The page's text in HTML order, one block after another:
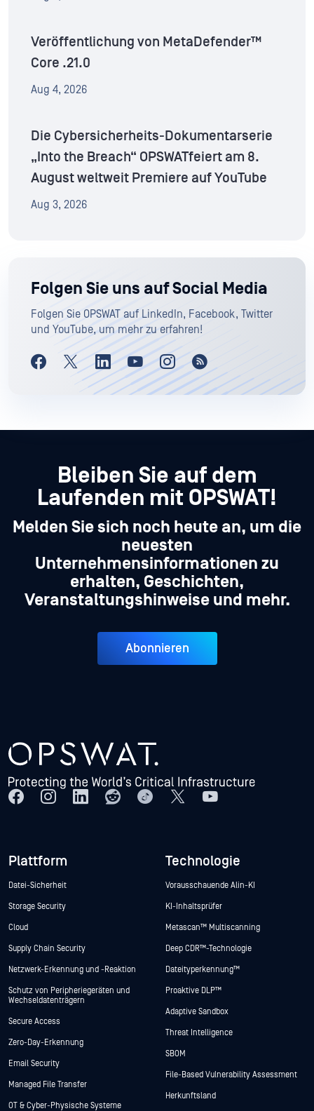
Veröffentlichung von MetaDefender™
Core .21.0
Aug 4, 2026
Die Cybersicherheits-Dokumentarserie
„Into the Breach“ OPSWATfeiert am 8.
August weltweit Premiere auf YouTube
Aug 3, 2026
Folgen Sie uns auf Social Media
Folgen Sie OPSWAT auf LinkedIn, Facebook, Twitter
und YouTube, um mehr zu erfahren!
Bleiben Sie auf dem
Laufenden mit OPSWAT!
Melden Sie sich noch heute an, um die
neuesten
Unternehmensinformationen zu
erhalten, Geschichten,
Veranstaltungshinweise und mehr.
Abonnieren
Plattform
Datei-Sicherheit
Storage Security
Cloud
Supply Chain Security
Netzwerk-Erkennung und -Reaktion
Schutz von Peripheriegeräten und
Wechseldatenträgern
Secure Access
Zero-Day-Erkennung
Email Security
Managed File Transfer
OT & Cyber-Physische Systeme
Technologie
Vorausschauende Alin-KI
KI-Inhaltsprüfer
Metascan™ Multiscanning
Deep CDR™-Technologie
Dateityperkennung™
Proaktive DLP™
Adaptive Sandbox
Threat Intelligence
SBOM
File-Based Vulnerability Assessment
Herkunftsland